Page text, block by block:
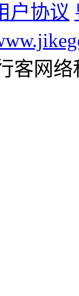
户协议
客网